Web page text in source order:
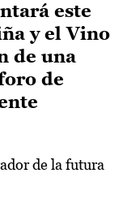
este
y el Vino
de una
de
de la futura